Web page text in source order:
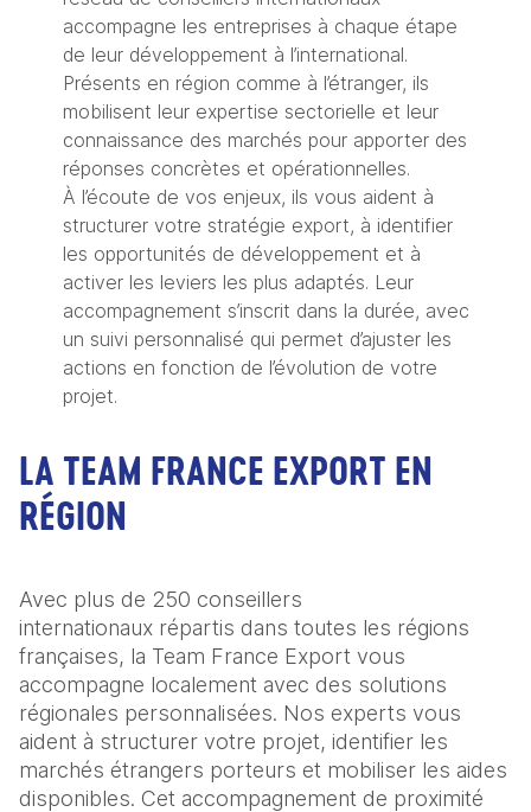
accompagne les entreprises à chaque étape
de leur développement à l’international.
Présents en région comme à l’étranger, ils
mobilisent leur expertise sectorielle et leur
connaissance des marchés pour apporter des
réponses concrètes et opérationnelles.
À l’écoute de vos enjeux, ils vous aident à
structurer votre stratégie export, à identifier
les opportunités de développement et à
activer les leviers les plus adaptés. Leur
accompagnement s’inscrit dans la durée, avec
un suivi personnalisé qui permet d’ajuster les
actions en fonction de l’évolution de votre
projet.
LA TEAM FRANCE EXPORT EN
RÉGION
Avec plus de 250 conseillers
internationaux répartis dans toutes les régions
françaises, la Team France Export vous
accompagne localement avec des solutions
régionales personnalisées. Nos experts vous
aident à structurer votre projet, identifier les
marchés étrangers porteurs et mobiliser les aides
disponibles. Cet accompagnement de proximité